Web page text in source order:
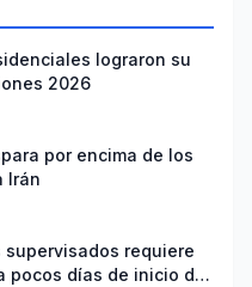
lograron su
2026
por encima de los
Irán
supervisados requiere
pocos días de inicio del